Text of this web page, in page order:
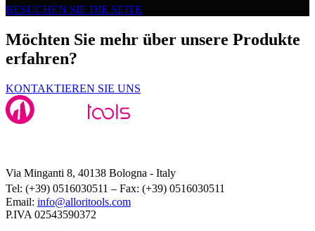
BESUCHEN SIE DIE SEITE
Möchten Sie mehr über unsere Produkte
erfahren?
KONTAKTIEREN SIE UNS
Via Minganti 8, 40138 Bologna - Italy
Tel: (+39) 0516030511 – Fax: (+39) 0516030511
Email: info@alloritools.com
P.IVA 02543590372